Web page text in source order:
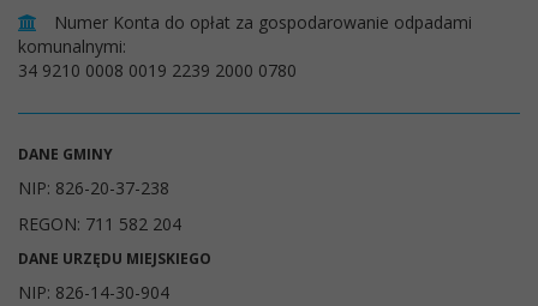
Numer Konta do opłat za gospodarowanie odpadami
komunalnymi:
34 9210 0008 0019 2239 2000 0780
DANE GMINY
NIP: 826-20-37-238
REGON: 711 582 204
DANE URZĘDU MIEJSKIEGO
NIP: 826-14-30-904